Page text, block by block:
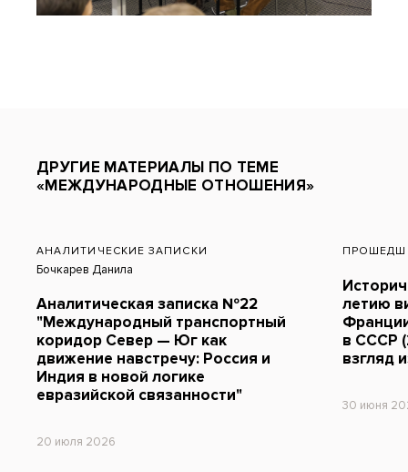
ДРУГИЕ МАТЕРИАЛЫ ПО ТЕМЕ
«МЕЖДУНАРОДНЫЕ ОТНОШЕНИЯ»
АНАЛИТИЧЕСКИЕ ЗАПИСКИ
Бочкарев Данила
Аналитическая записка №22
"Международный транспортный
коридор Север — Юг как
движение навстречу: Россия и
Индия в новой логике
евразийской связанности"
20 июля 2026
летию
в СССР
взгляд
30 июня